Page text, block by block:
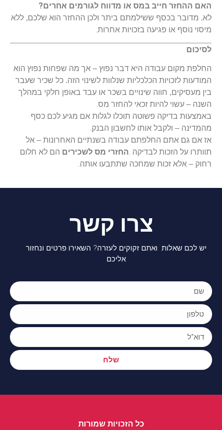
האם ההחזר חייב במס או מדווח לגורמים אחרים?
לא. מדובר בכסף ששילמתם ביתר ולכן ההחזר הוא שלכם, ללא
מיסוי נוסף או פגיעה בזכויות אחרות
לסיכום
החלפת מקום עבודה היא דבר נפוץ – אך מה שפחות נפוץ הוא
המודעות לזכויות הכלכליות שנלוות לשינוי הזה. כל שכיר שעבר
בין מעסיקים, חווה שינויים בשכר או עבד באופן חלקי במהלך
השנה – עשוי להיות זכאי להחזר מס.
באמצעות בדיקה פשוטה תוכלו לגלות אם מגיע לכם כסף
מהמדינה – ולקבל אותו לחשבון הבנק.
אז אם גם אתם החלפתם עבודה בשנתיים האחרונות – אל
תוותרו על הזכות לבדיקה .החזרי מס לשכירים הם לא חלום
רחוק – אלא זכות שמחכה שתתבעו אותה.
צרו קשר
יש לכם שאלות ואתם זקוקים לעזרה? השאירו פרטים ונחזור
אליכם
שלח
כל הזכויות שמורות